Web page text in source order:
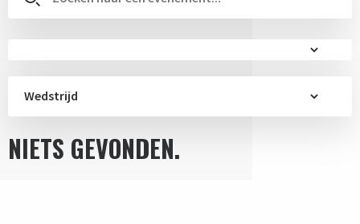
Wedstrijd
NIETS GEVONDEN.